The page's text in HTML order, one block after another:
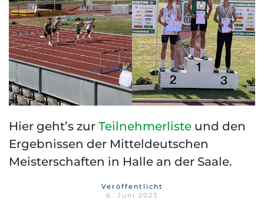
Hier geht’s zur Teilnehmerliste und den
Ergebnissen der Mitteldeutschen
Meisterschaften in Halle an der Saale.
Veröffentlicht
6. Juni 2023